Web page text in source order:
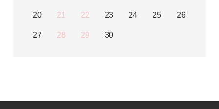
20 21 22 23 24 25 26
27 28 29 30